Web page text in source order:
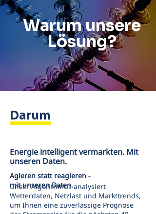
Warum unsere
Lösung?
Darum
Energie intelligent vermarkten. Mit
unseren Daten.
Agieren statt reagieren -
mit unseren Daten.
Unser Algorithmus analysiert
Wetterdaten, Netzlast und Markttrends,
um Ihnen eine zuverlässige Prognose